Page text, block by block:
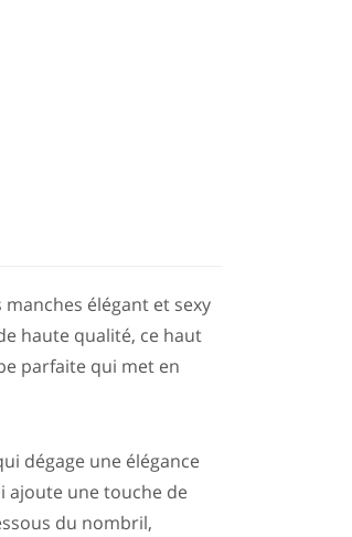
élégant et sexy
haute qualité, ce haut
parfaite qui met en
dégage une élégance
ajoute une touche de
du nombril,